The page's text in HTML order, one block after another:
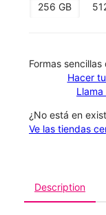
256 GB
​​​​​​​Formas
Hacer
¿No está en
Ve las tiendas
Description